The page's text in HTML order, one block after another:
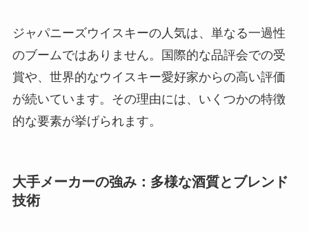
ジャパニーズウイスキーの人気は、単なる一過性
のブームではありません。国際的な品評会での受
賞や、世界的なウイスキー愛好家からの高い評価
が続いています。その理由には、いくつかの特徴
的な要素が挙げられます。
大手メーカーの強み：多様な酒質とブレンド
技術